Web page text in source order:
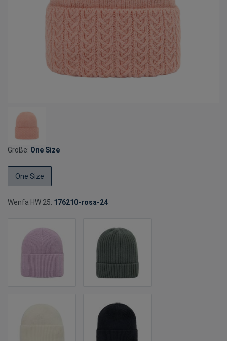
Größe: One Size
One Size
Wenfa HW 25: 176210-rosa-24